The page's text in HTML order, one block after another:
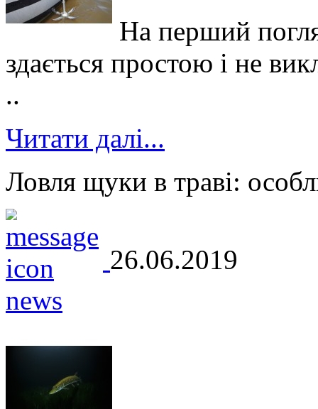
На перший
здається простою і не
..
Читати далі...
Ловля щуки в траві:
26.06.2019